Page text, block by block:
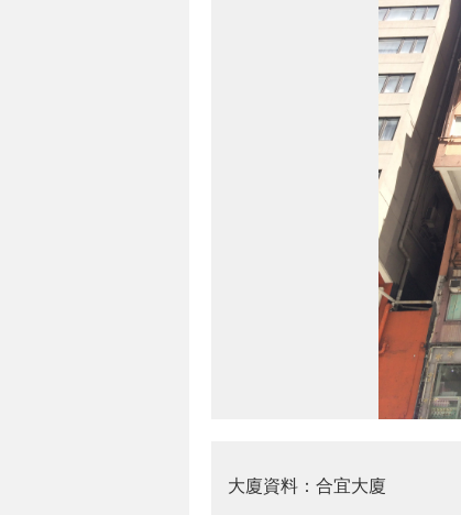
大廈資料：合宜大廈